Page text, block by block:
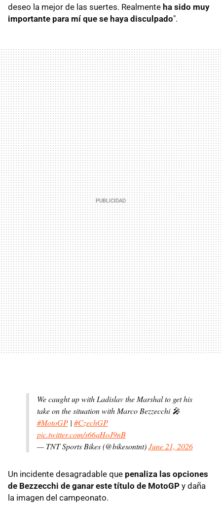
deseo la mejor de las suertes. Realmente ha sido muy
importante para mí que se haya disculpado".
We caught up with Ladislav the Marshal to get his
take on the situation with Marco Bezzecchi 🎤
#MotoGP| #CzechGP
pic.twitter.com/s66qHoJ9nB
— TNT Sports Bikes (@bikesontnt)June 21, 2026
Un incidente desagradable que penaliza las opciones
de Bezzecchi de ganar este título de MotoGP y daña
la imagen del campeonato.